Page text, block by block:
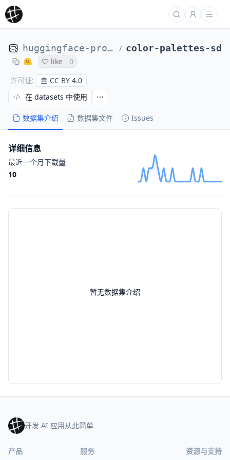
huggingface-projects / color-palettes-sd
like
0
许可证: CC BY 4.0
数据集介绍 数据集文件 Issues
在 datasets 中使用
暂无数据集介绍
详细信息
最近一个月下载量
10
开发 AI 应用从此简单
产品 服务 资源与支持